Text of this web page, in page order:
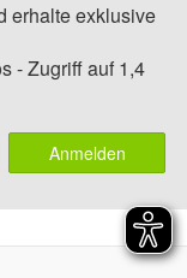
erhalte exklusive
- Zugriff auf 1,4
Anmelden